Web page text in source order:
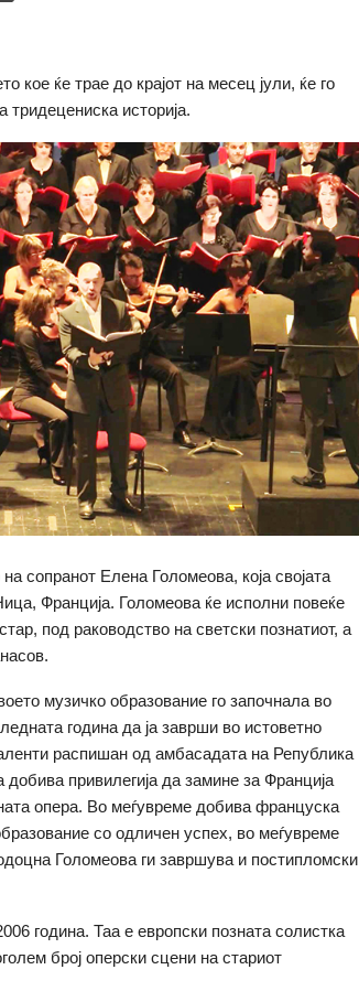
кое ќе трае до крајот на месец јули, ќе го
тридецениска историја.
сопранот Елена Голомеова, која својата
Франција. Голомеова ќе исполни повеќе
под раководство на светски познатиот, а
музичко образование го започнала во
година да ја заврши во истоветно
распишан од амбасадата на Република
привилегија да замине за Франција
опера. Во меѓувреме добива француска
со одличен успех, во меѓувреме
Голомеова ги завршува и постипломски
година. Таа е европски позната солистка
број оперски сцени на стариот